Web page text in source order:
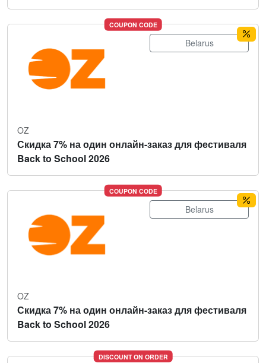
COUPON CODE
Belarus
OZ
Скидка 7% на один онлайн-заказ для фестиваля
Back to School 2026
COUPON CODE
Belarus
OZ
Скидка 7% на один онлайн-заказ для фестиваля
Back to School 2026
DISCOUNT ON ORDER